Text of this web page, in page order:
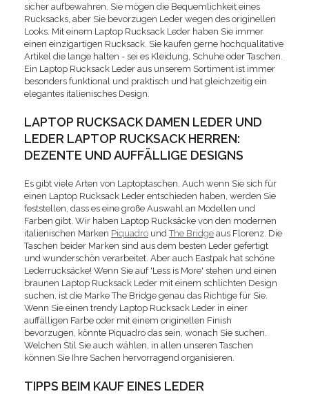
sicher aufbewahren. Sie mögen die Bequemlichkeit eines
Rucksacks, aber Sie bevorzugen Leder wegen des originellen
Looks. Mit einem Laptop Rucksack Leder haben Sie immer
einen einzigartigen Rucksack. Sie kaufen gerne hochqualitative
Artikel die lange halten - sei es Kleidung, Schuhe oder Taschen.
Ein Laptop Rucksack Leder aus unserem Sortiment ist immer
besonders funktional und praktisch und hat gleichzeitig ein
elegantes italienisches Design.
LAPTOP RUCKSACK DAMEN LEDER UND
LEDER LAPTOP RUCKSACK HERREN:
DEZENTE UND AUFFÄLLIGE DESIGNS
Es gibt viele Arten von Laptoptaschen. Auch wenn Sie sich für
einen Laptop Rucksack Leder entschieden haben, werden Sie
feststellen, dass es eine große Auswahl an Modellen und
Farben gibt. Wir haben Laptop Rucksäcke von den modernen
italienischen Marken Piquadro undThe Bridge aus Florenz. Die
Taschen beider Marken sind aus dem besten Leder gefertigt
und wunderschön verarbeitet. Aber auch Eastpak hat schöne
Lederrucksäcke! Wenn Sie auf 'Less is More' stehen und einen
braunen Laptop Rucksack Leder mit einem schlichten Design
suchen, ist die Marke The Bridge genau das Richtige für Sie.
Wenn Sie einen trendy Laptop Rucksack Leder in einer
auffälligen Farbe oder mit einem originellen Finish
bevorzugen, könnte Piquadro das sein, wonach Sie suchen.
Welchen Stil Sie auch wählen, in allen unseren Taschen
können Sie Ihre Sachen hervorragend organisieren.
TIPPS BEIM KAUF EINES LEDER